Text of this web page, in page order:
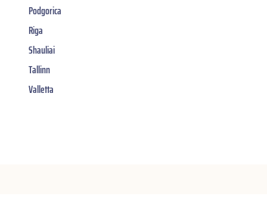
Podgorica
Riga
Shauliai
Tallinn
Valletta